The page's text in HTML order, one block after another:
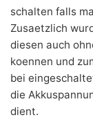
schalten falls
Zusaetzlich
diesen auch
koennen und
bei
die
dient.